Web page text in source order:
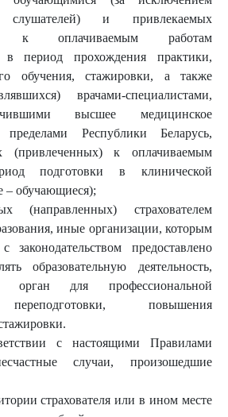
и привлекаемых
к оплачиваемым работам
в период прохождения практики,
обучения, стажировки, а также
врачами-специалистами,
высшее медицинское
пределами Республики Беларусь,
(привлеченных) к оплачиваемым
подготовки в клинической
– обучающиеся);
(направленных) страхователем
иные организации, которым
законодательством предоставлено
образовательную деятельность,
орган для профессиональной
повышения
с настоящими Правилами
случаи, произошедшие
страхователя или в ином месте